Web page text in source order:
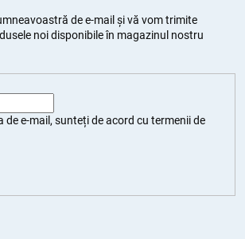
de e-mail şi vă vom trimite
noi disponibile în magazinul nostru
de e-mail, sunteți deacord cu termenii de